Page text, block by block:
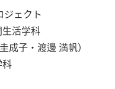
ジェクト
活学科
成子・渡邊 満帆）
科